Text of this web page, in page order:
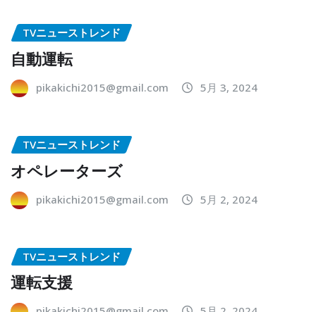
TVニューストレンド
自動運転
pikakichi2015@gmail.com 5月 3, 2024
TVニューストレンド
オペレーターズ
pikakichi2015@gmail.com 5月 2, 2024
TVニューストレンド
運転支援